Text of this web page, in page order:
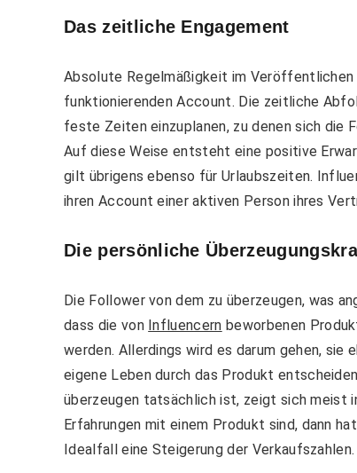
Das zeitliche Engagement
Absolute Regelmäßigkeit im
funktionierenden Account. Die zeitliche
feste Zeiten einzuplanen, zu denen sich die
Auf diese Weise entsteht eine positive
gilt übrigens ebenso für Urlaubszeiten.
ihren Account einer aktiven Person ihres
Die persönliche
Die Follower von dem zu überzeugen, was
dass die von Influencern beworbenen
werden. Allerdings wird es darum gehen, sie
eigene Leben durch das Produkt
überzeugen tatsächlich ist, zeigt sich meist
Erfahrungen mit einem Produkt sind, dann
Idealfall eine Steigerung der Verkaufszahlen.